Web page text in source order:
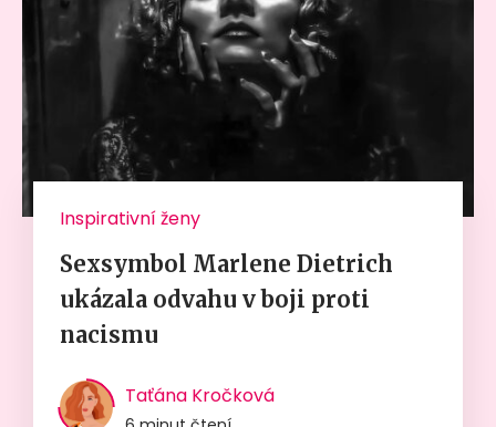
Inspirativní ženy
Sexsymbol Marlene Dietrich
ukázala odvahu v boji proti
nacismu
Taťána Kročková